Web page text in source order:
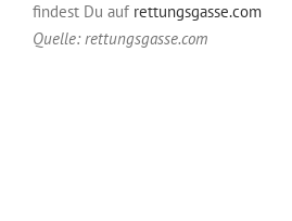
findest Du auf rettungsgasse.com
Quelle: rettungsgasse.com